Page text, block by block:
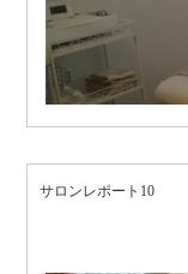
サロンレポート10